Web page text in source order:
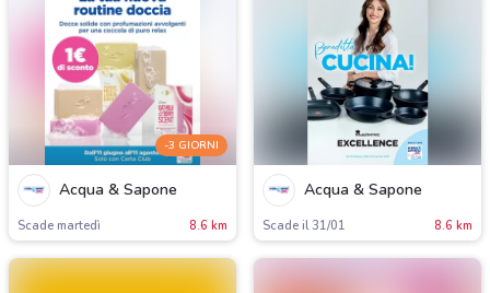
-3 GIORNI
Acqua & Sapone
Scade martedì 8.6 km
Acqua & Sapone
Scade il 31/01 8.6 km